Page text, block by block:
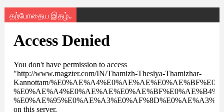
தற்போதைய இதழ்..